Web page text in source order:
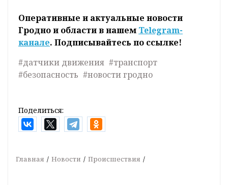
Оперативные и актуальные новости
Гродно и области в нашем Telegram-
канале. Подписывайтесь по ссылке!
#датчики движения #транспорт
#безопасность #новости гродно
Поделиться:
Главная Новости Происшествия